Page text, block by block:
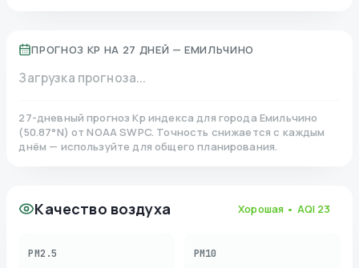
ПРОГНОЗ KP НА 27 ДНЕЙ — ЕМИЛЬЧИНО
Загрузка прогноза...
27-дневный прогноз Kp индекса для города Емильчино
(50.87°N)от NOAA SWPC. Точность снижается с каждым
днём — используйте для общего планирования.
Качество воздуха Хорошая • AQI 23
PM2.5 PM10